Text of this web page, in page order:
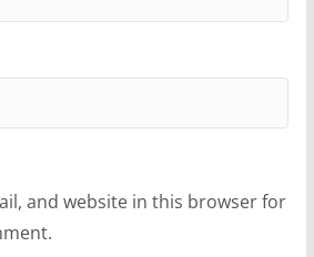
and website in this browser for